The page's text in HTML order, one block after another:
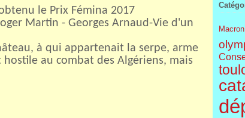
le Prix Fémina 2017
Martin - Georges Arnaud-Vie d'un
à qui appartenait la serpe, arme
au combat des Algériens, mais
Macron